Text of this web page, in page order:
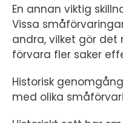
En annan viktig
Vissa
andra, vilket gör
förvara fler saker
Historisk
med olika